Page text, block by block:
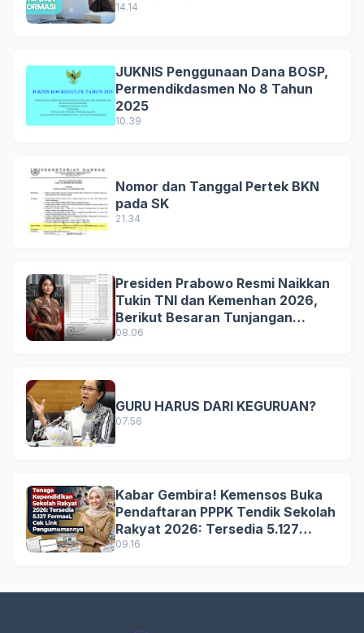
14.14
JUKNIS Penggunaan Dana BOSP,
Permendikdasmen No 8 Tahun
2025
10.39
Nomor dan Tanggal Pertek BKN
pada SK
21.34
Presiden Prabowo Resmi Naikkan
Tukin TNI dan Kemenhan 2026,
Berikut Besaran Tunjangan
Terbaru
08.06
GURU HARUS DARI KEGURUAN?
07.56
Kabar Gembira! Kemensos Buka
Pendaftaran PPPK Tendik Sekolah
Rakyat 2026: Tersedia 5.127
Formasi, Simak Syarat dan
09.16